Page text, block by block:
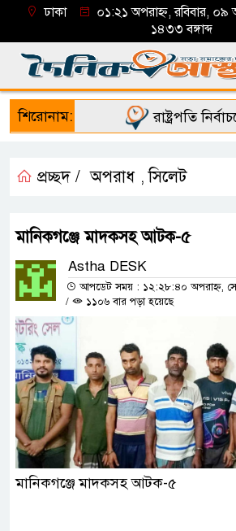
ঢাকা
০১:২১ অপরাহ্ন, রবিবার, ০৯
১৪৩৩ বঙ্গাব্দ
শিরোনাম: রাষ্ট্রপতি
প্রচ্ছদ / অপরাধ ,সিলেট
মানিকগঞ্জে মাদকসহ আটক-৫
Astha DESK
আপডেট সময় : ১২:২৮:৪০ অপরাহ্ন,
/
১১০৬ বার পড়া হয়েছে
মানিকগঞ্জে মাদকসহ আটক-৫